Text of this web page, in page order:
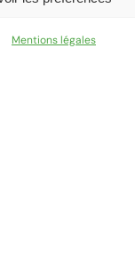
Mentions légales
78